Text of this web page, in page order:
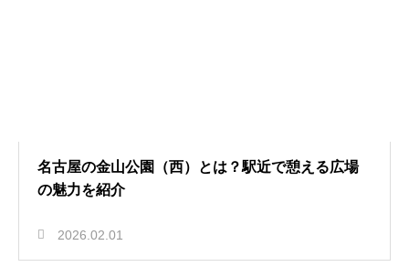
名古屋の金山公園（西）とは？駅近で憩える広場
の魅力を紹介
2026.02.01